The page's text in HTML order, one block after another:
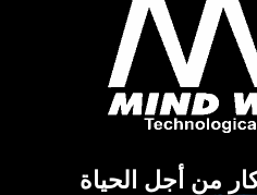
من أجل الحياة